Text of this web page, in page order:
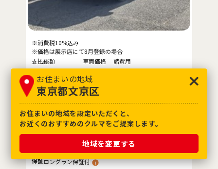
お住まいの地域
東京都文京区
お住まいの地域を設定いただくと、
お近くのおすすめのクルマをご提案します。
地域を変更する
支払総額
228.2 万円
車両価格
220
諸費用
※消費税10%込み
※価格は展示店にて8月登録の場合
参考輸送費（東京都）
+7.3 万円 ※販売店にご確認ください
評価点4.5
保証ロングラン保証付